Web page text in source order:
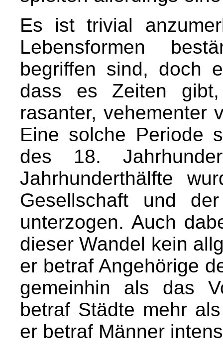
Es ist trivial
Lebensformen
begriffen sind, doch
dass es Zeiten
rasanter, vehementer
Eine solche Periode
des 18.
Jahrhunderthälfte
Gesellschaft und
unterzogen. Auch
dieser Wandel kein
er betraf Angehörige
gemeinhin als das
betraf Städte mehr
er betraf Männer